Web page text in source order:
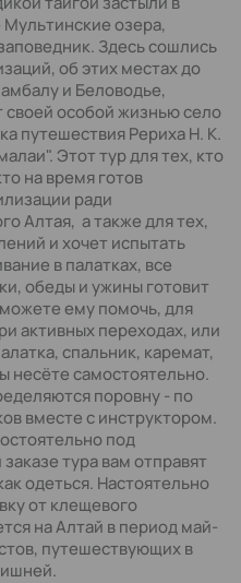
озера,
Здесь сошлись
об этих местах до
и Беловодье,
своей особой жизнью село
путешествия Рериха Н. К.
Этот тур для тех, кто
на время готов
ради
Алтая, а также для тех,
и хочет испытать
в палатках, все
обеды и ужины готовит
ему помочь, для
активных переходах, или
спальник, каремат,
несёте самостоятельно.
поровну - по
вместе с инструктором.
под
тура вам отправят
одеться. Настоятельно
от клещевого
на Алтай в период май-
путешествующих в